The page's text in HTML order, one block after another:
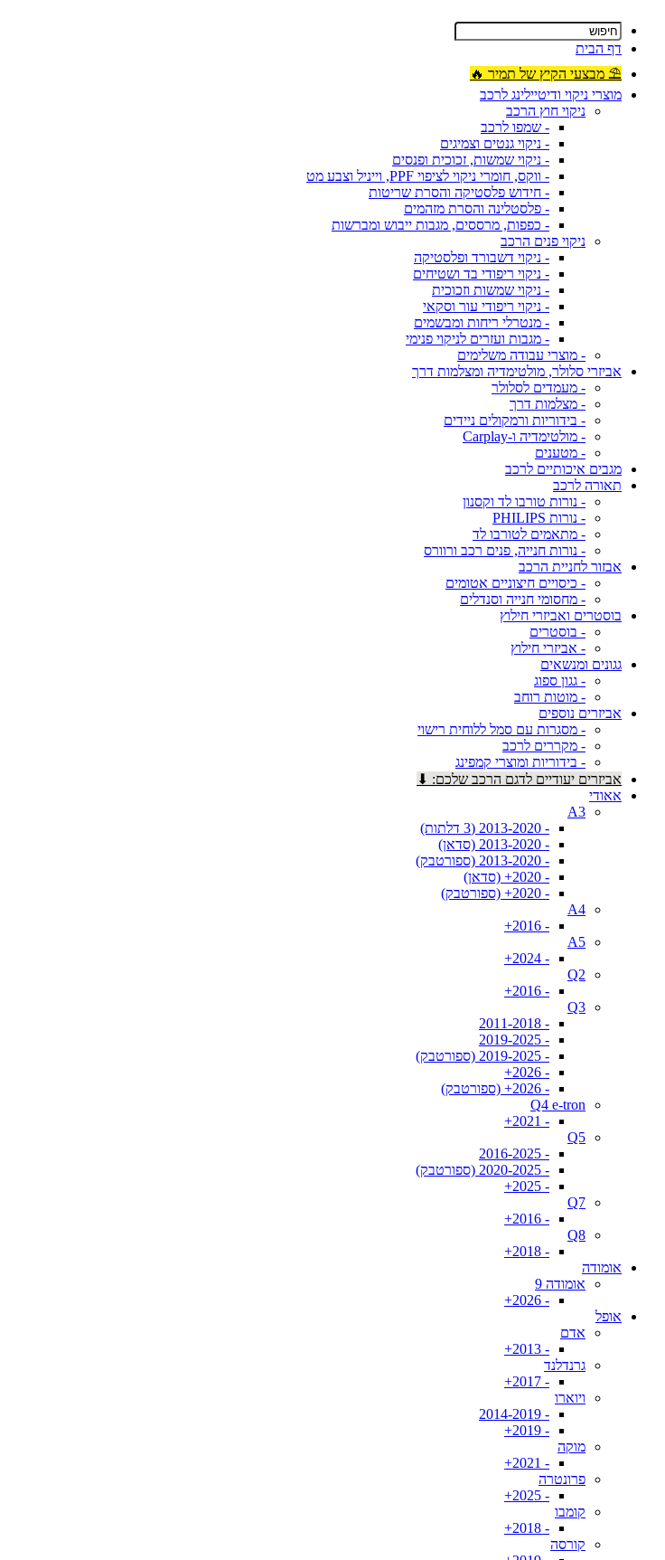
דף הבית
⛱ מבצעי הקיץ של תמיר 🔥
מוצרי ניקוי ודיטיילינג לרכב
ניקוי חוץ הרכב
- שמפו לרכב
- ניקוי גנטים וצמיגים
- ניקוי שמשות, זכוכית ופנסים
- ווקס, חומרי ניקוי לציפוי PPF, וייניל וצבע מט
- חידוש פלסטיקה והסרת שריטות
- פלסטלינה והסרת מזהמים
- כפפות, מרססים, מגבות ייבוש ומברשות
ניקוי פנים הרכב
- ניקוי דשבורד ופלסטיקה
- ניקוי ריפודי בד ושטיחים
- ניקוי שמשות וזכוכית
- ניקוי ריפודי עור וסקאי
- מנטרלי ריחות ומבשמים
- מגבות ועזרים לניקוי פנימי
- מוצרי עבודה משלימים
אביזרי סלולר, מולטימדיה ומצלמות דרך
- מעמדים לסלולר
- מצלמות דרך
- בידוריות ורמקולים ניידים
- מולטימדיה ו-Carplay
- מטענים
מגבים איכותיים לרכב
תאורה לרכב
- נורות טורבו לד וקסנון
- נורות PHILIPS
- מתאמים לטורבו לד
- נורות חנייה, פנים רכב ורוורס
אבזור לחניית הרכב
- כיסויים חיצוניים אטומים
- מחסומי חנייה וסנדלים
בוסטרים ואביזרי חילוץ
- בוסטרים
- אביזרי חילוץ
גגונים ומנשאים
- גגון ספוג
- מוטות רוחב
אביזרים נוספים
- מסגרות עם סמל ללוחית רישוי
- מקררים לרכב
- בידוריות ומוצרי קמפינג
אביזרים יעודיים לדגם הרכב שלכם: ⬇
אאודי
A3
- 2013-2020 (3 דלתות)
- 2013-2020 (סדאן)
- 2013-2020 (ספורטבק)
- 2020+ (סדאן)
- 2020+ (ספורטבק)
A4
- 2016+
A5
- 2024+
Q2
- 2016+
Q3
- 2011-2018
- 2019-2025
- 2019-2025 (ספורטבק)
- 2026+
- 2026+ (ספורטבק)
Q4 e-tron
- 2021+
Q5
- 2016-2025
- 2020-2025 (ספורטבק)
- 2025+
Q7
- 2016+
Q8
- 2018+
אומודה
אומודה 9
- 2026+
אופל
אדם
- 2013+
גרנדלנד
- 2017+
ויוארו
- 2014-2019
- 2019+
מוקה
- 2021+
פרונטרה
- 2025+
קומבו
- 2018+
קורסה